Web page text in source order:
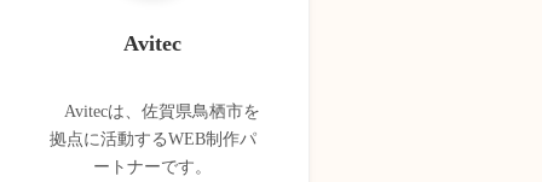
Avitec
Avitecは、佐賀県鳥栖市を
拠点に活動するWEB制作パ
ートナーです。